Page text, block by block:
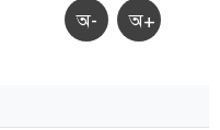
অ- অ+